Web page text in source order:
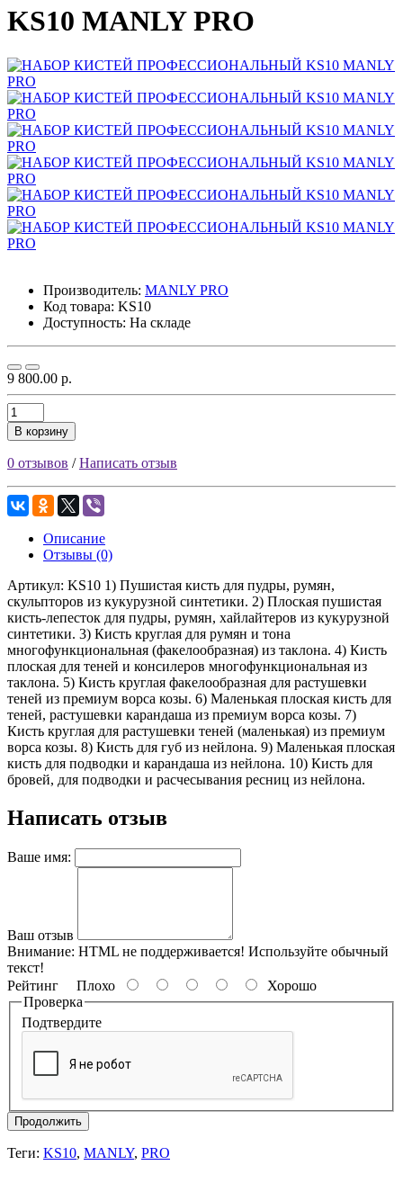
KS10 MANLY PRO
Производитель: MANLY PRO
Код товара: KS10
Доступность: На складе
9 800.00 р.
В корзину
0 отзывов /Написать отзыв
Описание
Отзывы (0)
Артикул: KS10 1) Пушистая кисть для пудры, румян,
скульпторов из кукурузной синтетики. 2) Плоская пушистая
кисть-лепесток для пудры, румян, хайлайтеров из кукурузной
синтетики. 3) Кисть круглая для румян и тона
многофункциональная (факелообразная) из таклона. 4) Кисть
плоская для теней и консилеров многофункциональная из
таклона. 5) Кисть круглая факелообразная для растушевки
теней из премиум ворса козы. 6) Маленькая плоская кисть для
теней, растушевки карандаша из премиум ворса козы. 7)
Кисть круглая для растушевки теней (маленькая) из премиум
ворса козы. 8) Кисть для губ из нейлона. 9) Маленькая плоская
кисть для подводки и карандаша из нейлона. 10) Кисть для
бровей, для подводки и расчесывания ресниц из нейлона.
Написать отзыв
Ваше имя:
Ваш отзыв
Внимание: HTML не поддерживается! Используйте обычный
текст!
Рейтинг Плохо
Хорошо
Проверка
Подтвердите
Продолжить
Теги: KS10, MANLY, PRO